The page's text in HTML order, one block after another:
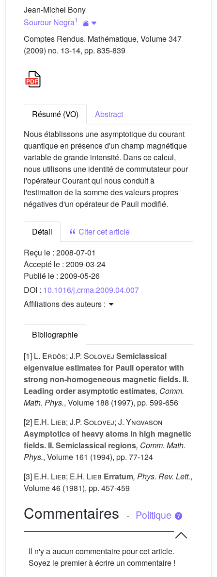
Jean-Michel Bony
Sourour Negra1
Comptes Rendus. Mathématique, Volume 347
(2009) no. 13-14, pp. 835-839
Résumé (VO)
Abstract
Nous établissons une asymptotique du courant
quantique en présence d'un champ magnétique
variable de grande intensité. Dans ce calcul,
nous utilisons une identité de commutateur pour
l'opérateur Courant qui nous conduit à
l'estimation de la somme des valeurs propres
négatives d'un opérateur de Pauli modifié.
Détail
Citer cet article
Reçu le : 2008-07-01
Accepté le : 2009-03-24
Publié le : 2009-05-26
DOI : 10.1016/j.crma.2009.04.007
Affiliations des auteurs :
Bibliographie
[1] L. Erdös; J.P. Solovej Semiclassical
eigenvalue estimates for Pauli operator with
strong non-homogeneous magnetic fields. II.
Leading order asymptotic estimates, Comm.
Math. Phys., Volume 188 (1997), pp. 599-656
[2] E.H. Lieb; J.P. Solovej; J. Yngvason
Asymptotics of heavy atoms in high magnetic
fields. II. Semiclassical regions, Comm. Math.
Phys., Volume 161 (1994), pp. 77-124
[3] E.H. Lieb; E.H. Lieb Erratum, Phys. Rev. Lett.,
Volume 46 (1981), pp. 457-459
Commentaires - Politique
Il n'y a aucun commentaire pour cet article.
Soyez le premier à écrire un commentaire !